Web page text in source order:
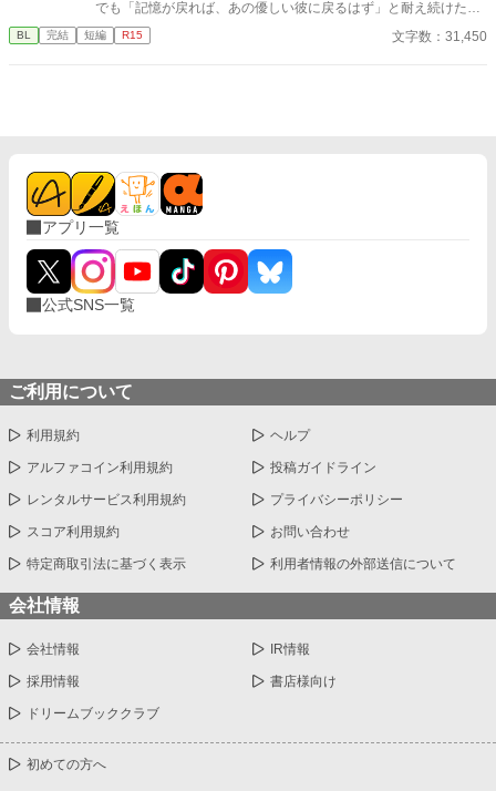
でも「記憶が戻れば、あの優しい彼に戻るはず」と耐え続けたニ
コラス。 しかし、アルヴィンがみんなの前でニコラスの手紙を破
りながら嘲笑した時、ついに限界を迎える。 「僕が愛したアルヴ
BL 完結 短編 R15 文字数：31,450
アプリ一覧
公式SNS一覧
ご利用について
利用規約 ヘルプ
アルファコイン利用規約 投稿ガイドライン
レンタルサービス利用規約 プライバシーポリシー
スコア利用規約 お問い合わせ
特定商取引法に基づく表示 利用者情報の外部送信について
会社情報
会社情報 IR情報
採用情報 書店様向け
ドリームブッククラブ
初めての方へ